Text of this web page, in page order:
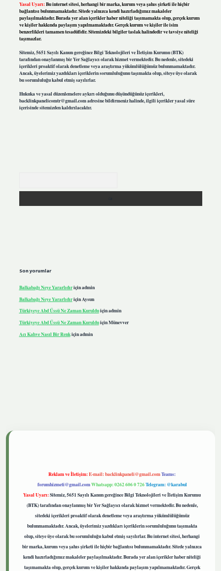
Yasal Uyarı:Bu internet sitesi, herhangi bir marka, kurum veya şahıs şirketi ile hiçbir
bağlantısı bulunmamaktadır. Sitede yalnızca kendi hazırladığımız makaleler
paylaşılmaktadır. Burada yer alan içerikler haber niteliği taşımamakta olup, gerçek kurum
ve kişiler hakkında paylaşım yapılmamaktadır. Gerçek kurum ve kişiler ile isim
benzerlikleri tamamen tesadüfidir. Sitemizdeki bilgiler taslak halindedir ve tavsiye niteliği
taşımazlar.
Sitemiz, 5651 Sayılı Kanun gereğince Bilgi Teknolojileri ve İletişim Kurumu (BTK)
tarafından onaylanmış bir Yer Sağlayıcı olarak hizmet vermektedir. Bu nedenle, sitedeki
içerikleri proaktif olarak denetleme veya araştırma yükümlülüğümüz bulunmamaktadır.
Ancak, üyelerimiz yazdıkları içeriklerin sorumluluğunu taşımakta olup, siteye üye olarak
bu sorumluluğu kabul etmiş sayılırlar.
Hukuka ve yasal düzenlemelere aykırı olduğunu düşündüğünüz içerikleri,
backlinkpanelicomtr@gmail.comadresine bildirmeniz halinde, ilgili içerikler yasal süre
içerisinde sitemizden kaldırılacaktır.
Son yorumlar
Balkabağı Neye Yararlıdıriçinadmin
Balkabağı Neye Yararlıdıriçin Aysun
Türkiyeye Abd Üssü Ne Zaman Kurulduiçinadmin
Türkiyeye Abd Üssü Ne Zaman KurulduiçinMünevver
Acı Kahve Nasıl Bir Renkiçinadmin
Reklam ve İletişim:E-mail:backlinkpaneli@gmail.comTeams:
forumhizmeti@gmail.comWhatsapp: 0262 606 0 726Telegram: @karabul
Yasal Uyarı:Sitemiz, 5651 Sayılı Kanun gereğince Bilgi Teknolojileri ve İletişim Kurumu
(BTK) tarafından onaylanmış bir Yer Sağlayıcı olarak hizmet vermektedir. Bu nedenle,
sitedeki içerikleri proaktif olarak denetleme veya araştırma yükümlülüğümüz
bulunmamaktadır. Ancak, üyelerimiz yazdıkları içeriklerin sorumluluğunu taşımakta
olup, siteye üye olarak bu sorumluluğu kabul etmiş sayılırlar. Bu internet sitesi, herhangi
bir marka, kurum veya şahıs şirketi ile hiçbir bağlantısı bulunmamaktadır. Sitede yalnızca
kendi hazırladığımız makaleler paylaşılmaktadır. Burada yer alan içerikler haber niteliği
taşımamakta olup, gerçek kurum ve kişiler hakkında paylaşım yapılmamaktadır. Gerçek